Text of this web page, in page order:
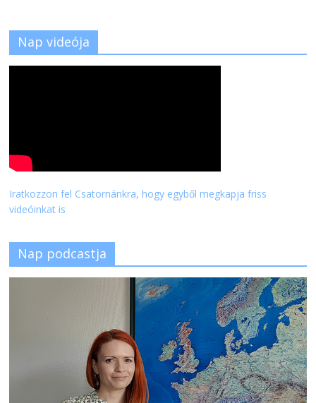
Nap videója
Iratkozzon fel Csatornánkra, hogy egyből megkapja friss
videóinkat is
Nap podcastja